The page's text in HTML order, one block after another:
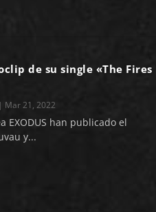
de su single «The Fires
| Mar 21, 2022
EXODUS han publicado el
y...